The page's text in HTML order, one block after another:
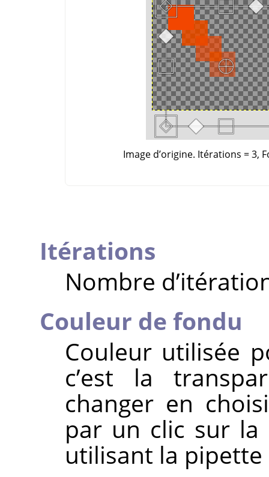
Image d’origine. Itérations = 3,
Itérations
Nombre
Couleur de fondu
Couleur utilisée
c’est la
changer en
par un clic sur
utilisant la